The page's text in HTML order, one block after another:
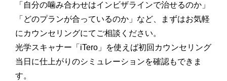
「自分の噛み合わせはインビザラインで治せるのか」
「どのプランが合っているのか」など、まずはお気軽
にカウンセリングにてご相談ください。
光学スキャナー「iTero」を使えば初回カウンセリング
当日に仕上がりのシミュレーションを確認もできま
す。